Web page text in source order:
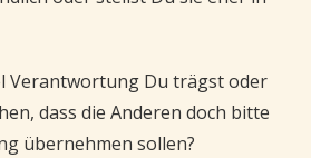
Verantwortung Du trägst oder
dass die Anderen doch bitte
übernehmen sollen?